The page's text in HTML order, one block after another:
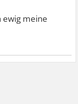
ewig meine